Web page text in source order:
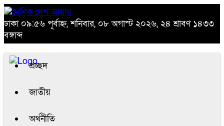
ঢাকা ০৯:৫৬ পূর্বাহ্ন, শনিবার, ০৮ অগাস্ট ২০২৬, ২৪ শ্রাবণ ১৪৩৩
বঙ্গাব্দ
প্রচ্ছদ
জাতীয়
অর্থনীতি